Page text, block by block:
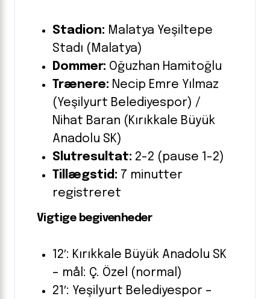
Stadion: Malatya Yeşiltepe
Stadı (Malatya)
Dommer: Oğuzhan Hamitoğlu
Trænere: Necip Emre Yılmaz
(Yeşilyurt Belediyespor) /
Nihat Baran (Kırıkkale Büyük
Anadolu SK)
Slutresultat: 2-2 (pause 1-2)
Tillægstid: 7 minutter
registreret
Vigtige begivenheder
12′: Kırıkkale Büyük Anadolu SK
– mål: Ç. Özel (normal)
21′: Yeşilyurt Belediyespor –